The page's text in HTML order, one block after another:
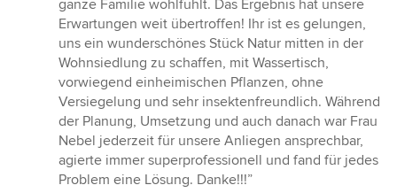
5
Sternen
ganze Familie wohlfühlt. Das Ergebnis hat unsere
Erwartungen weit übertroffen! Ihr ist es gelungen,
uns ein wunderschönes Stück Natur mitten in der
Wohnsiedlung zu schaffen, mit Wassertisch,
vorwiegend einheimischen Pflanzen, ohne
Versiegelung und sehr insektenfreundlich. Während
der Planung, Umsetzung und auch danach war Frau
Nebel jederzeit für unsere Anliegen ansprechbar,
agierte immer superprofessionell und fand für jedes
Problem eine Lösung. Danke!!!”